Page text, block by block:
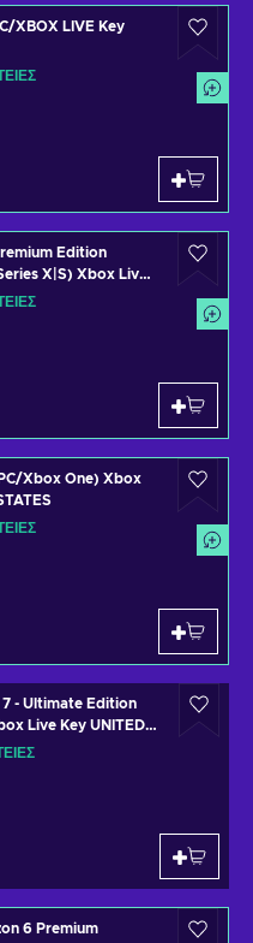
XBOX LIVE Key
Edition
X|S) Xbox Live
Xbox One) Xbox
- Ultimate Edition
Live Key UNITED
6 Premium